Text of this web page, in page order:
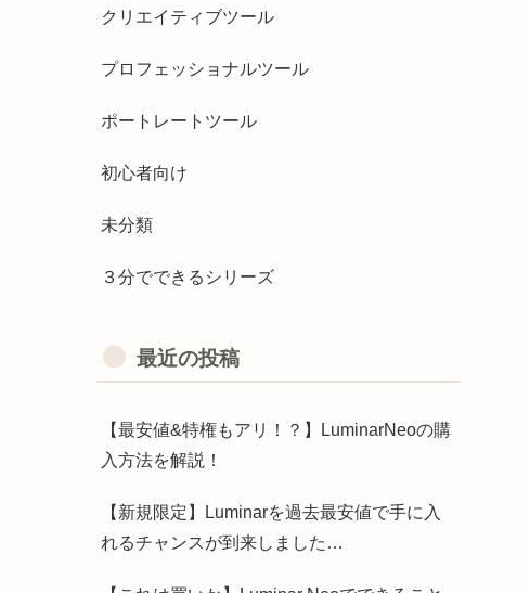
クリエイティブツール
プロフェッショナルツール
ポートレートツール
初心者向け
未分類
３分でできるシリーズ
最近の投稿
【最安値&特権もアリ！？】LuminarNeoの購
入方法を解説！
【新規限定】Luminarを過去最安値で手に入
れるチャンスが到来しました…